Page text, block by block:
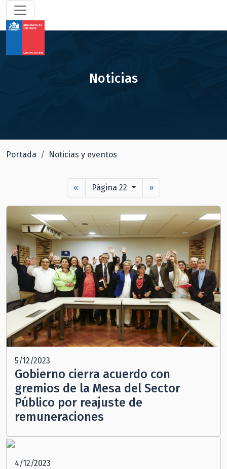
Noticias
Portada Noticias y eventos
« Página 22 »
5/12/2023
Gobierno cierra acuerdo con
gremios de la Mesa del Sector
Público por reajuste de
remuneraciones
4/12/2023